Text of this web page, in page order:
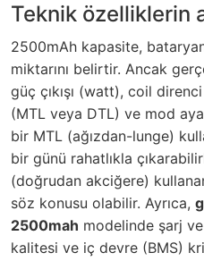
Teknik özelliklerin
2500mAh kapasite,
miktarını belirtir. Ancak
güç çıkışı (watt), coil
(MTL veya DTL) ve mod
bir MTL (ağızdan-lunge)
bir günü rahatlıkla
(doğrudan akciğere)
söz konusu olabilir. Ayrıca,
2500mah modelinde şarj
kalitesi ve iç devre (BMS)